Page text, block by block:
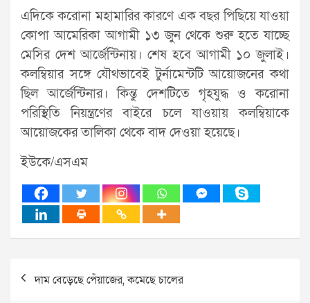
এদিকে করোনা মহামারির কারণে এক বছর পিছিয়ে যাওয়া
কোপা আমেরিকা আগামী ১৩ জুন থেকে শুরু হতে যাচ্ছে
মেসির দেশ আর্জেন্টিনায়। শেষ হবে আগামী ১০ জুলাই।
কলম্বিয়ার সঙ্গে যৌথভাবেই টুর্নামেন্টটি আয়োজনের কথা
ছিল আর্জেন্টিনার। কিন্তু দেশটিতে গৃহযুদ্ধ ও করোনা
পরিস্থিতি নিয়ন্ত্রণের বাইরে চলে যাওয়ায় কলম্বিয়াকে
আয়োজকের তালিকা থেকে বাদ দেওয়া হয়েছে।
ইউকে/এসএম
Post
navigation
দাম বেড়েছে পেঁয়াজের, কমেছে চালের